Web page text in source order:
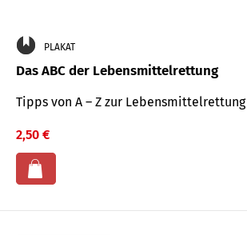
PLAKAT
Das ABC der Lebensmittelrettung
Tipps von A – Z zur Lebensmittelrettung
2,50 €